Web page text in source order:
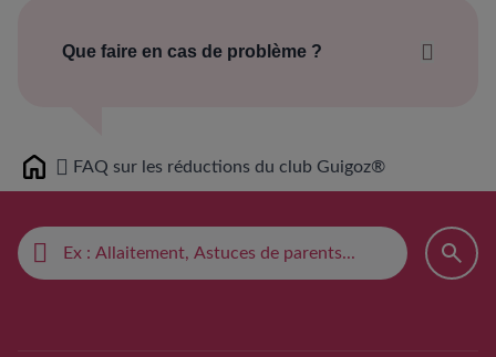
Que faire en cas de problème ?
Par courrier
: Service Consommateurs
LABORATOIRES GUIGOZ
Contactez-nous :
formulaire de contact | Guigoz
vos remboursements
Home FAQ sur les réductions du club Guigoz®